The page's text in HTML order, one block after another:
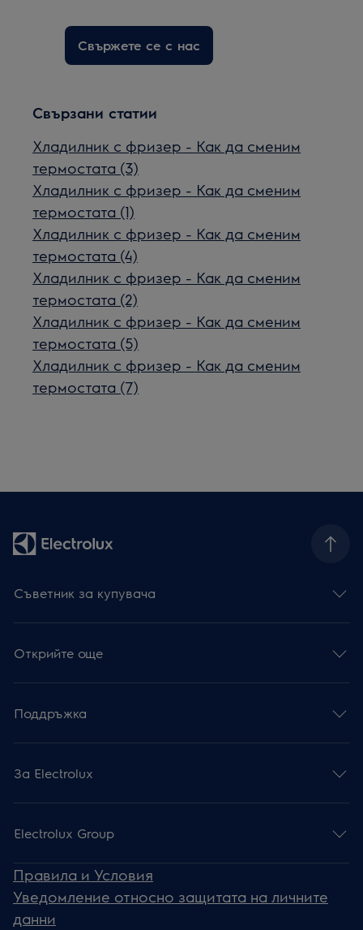
Свържете се с нас
Свързани статии
Хладилник с фризер - Как да сменим
термостата (3)
Хладилник с фризер - Как да сменим
термостата (1)
Хладилник с фризер - Как да сменим
термостата (4)
Хладилник с фризер - Как да сменим
термостата (2)
Хладилник с фризер - Как да сменим
термостата (5)
Хладилник с фризер - Как да сменим
термостата (7)
Съветник за купувача
Открийте още
Поддръжка
За Electrolux
Electrolux Group
Правила и Условия
Уведомление относно защитата на личните
данни